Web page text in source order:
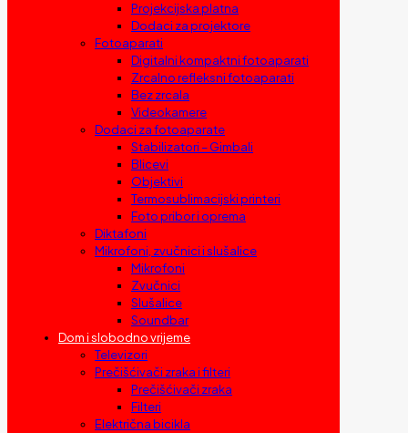
Projekcijska platna
Dodaci za projektore
Fotoaparati
Digitalni kompaktni fotoaparati
Zrcalno refleksni fotoaparati
Bez zrcala
Videokamere
Dodaci za fotoaparate
Stabilizatori – Gimbali
Blicevi
Objektivi
Termosublimacijski printeri
Foto pribor i oprema
Diktafoni
Mikrofoni, zvučnici i slušalice
Mikrofoni
Zvučnici
Slušalice
Soundbar
Dom i slobodno vrijeme
Televizori
Prečišćivači zraka i filteri
Prečišćivači zraka
Filteri
Električna bicikla